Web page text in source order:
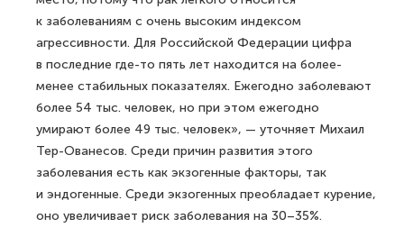
к заболеваниям с очень высоким индексом
агрессивности. Для Российской Федерации цифра
в последние где-то пять лет находится на более-
менее стабильных показателях. Ежегодно заболевают
более 54 тыс. человек, но при этом ежегодно
умирают более 49 тыс. человек», — уточняет Михаил
Тер-Ованесов. Среди причин развития этого
заболевания есть как экзогенные факторы, так
и эндогенные. Среди экзогенных преобладает курение,
оно увеличивает риск заболевания на 30–35%.